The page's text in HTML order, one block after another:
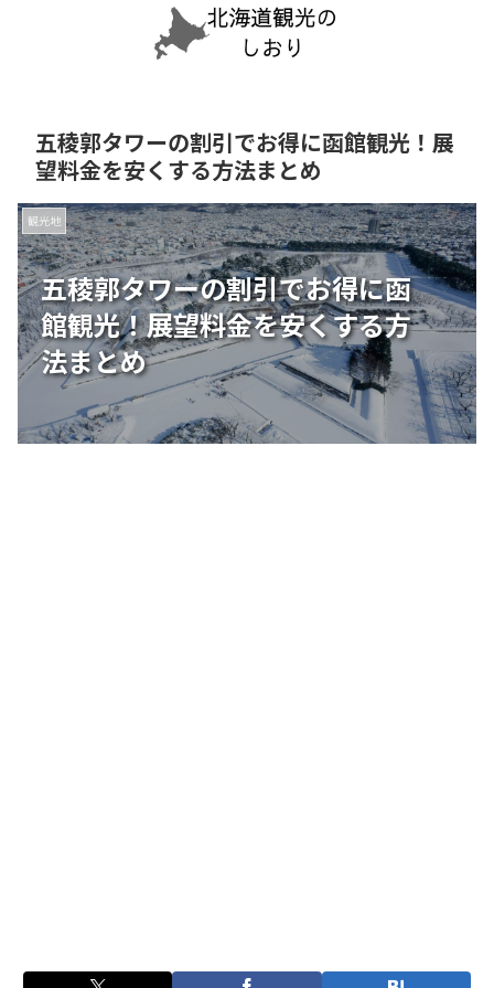
五稜郭タワーの割引でお得に函館観光！展
望料金を安くする方法まとめ
五稜郭タワーの割引でお得に函
館観光！展望料金を安くする方
法まとめ
観光地